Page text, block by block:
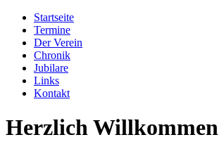
Startseite
Termine
Der Verein
Chronik
Jubilare
Links
Kontakt
Herzlich Willkommen